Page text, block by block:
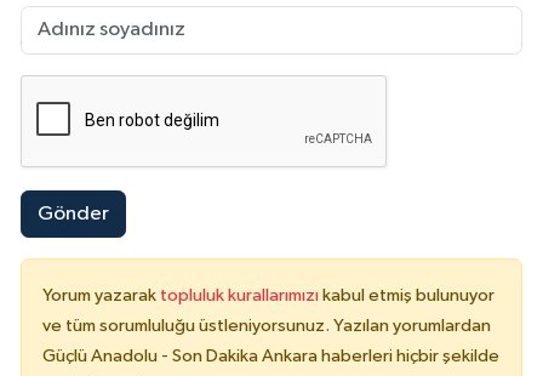
Gönder
Yorum yazarak topluluk kurallarımızı kabul etmiş bulunuyor
ve tüm sorumluluğu üstleniyorsunuz. Yazılan yorumlardan
Güçlü Anadolu - Son Dakika Ankara haberleri hiçbir şekilde